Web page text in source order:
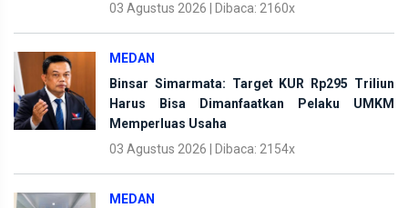
03 Agustus 2026 | Dibaca: 2160x
MEDAN
Binsar Simarmata: Target KUR Rp295 Triliun
Harus Bisa Dimanfaatkan Pelaku UMKM
Memperluas Usaha
03 Agustus 2026 | Dibaca: 2154x
MEDAN